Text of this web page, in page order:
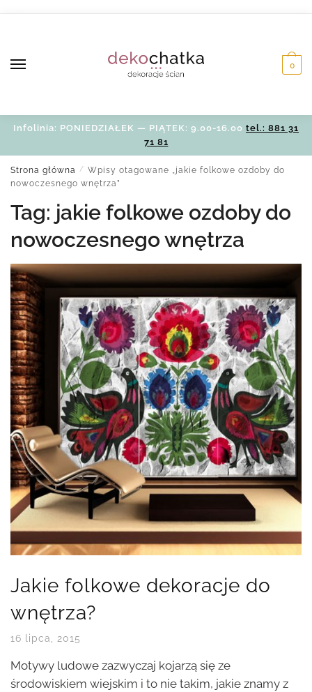
0
Infolinia: PONIEDZIAŁEK — PIĄTEK: 9.00-16.00 tel.: 881 31
71 81
Strona główna / Wpisy otagowane „jakie folkowe ozdoby do
nowoczesnego wnętrza”
Tag: jakie folkowe ozdoby do
nowoczesnego wnętrza
Jakie folkowe dekoracje do
wnętrza?
16 lipca, 2015
Motywy ludowe zazwyczaj kojarzą się ze
środowiskiem wiejskim i to nie takim, jakie znamy z